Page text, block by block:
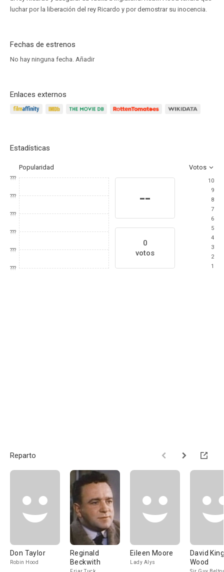
luchar por la liberación del rey Ricardo y por demostrar su inocencia.
Fechas de estrenos
No hay ninguna fecha. Añadir
Enlaces externos
Estadísticas
Popularidad Votos
???
???
???
???
???
???
--
0
votos
10
9
8
7
6
5
4
3
2
1
Reparto
Don Taylor
Robin Hood
Reginald
Beckwith
Eileen Moore
Lady Alys
David
Wood